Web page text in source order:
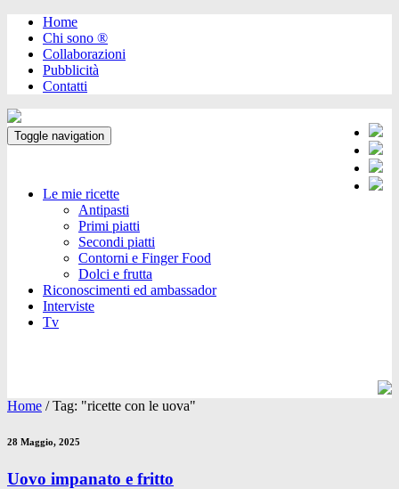
Home
Chi sono ®️
Collaborazioni
Pubblicità
Contatti
Toggle navigation
Le mie ricette
Antipasti
Primi piatti
Secondi piatti
Contorni e Finger Food
Dolci e frutta
Riconoscimenti ed ambassador
Interviste
Tv
Home /Tag: "ricette con le uova"
28 Maggio, 2025
Uovo impanato e fritto